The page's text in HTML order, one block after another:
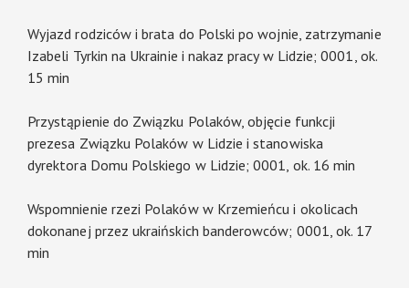
Wyjazd rodziców i brata do Polski po wojnie, zatrzymanie
Izabeli Tyrkin na Ukrainie i nakaz pracy w Lidzie; 0001, ok.
15 min
Przystąpienie do Związku Polaków, objęcie funkcji
prezesa Związku Polaków w Lidzie i stanowiska
dyrektora Domu Polskiego w Lidzie; 0001, ok. 16 min
Wspomnienie rzezi Polaków w Krzemieńcu i okolicach
dokonanej przez ukraińskich banderowców; 0001, ok. 17
min